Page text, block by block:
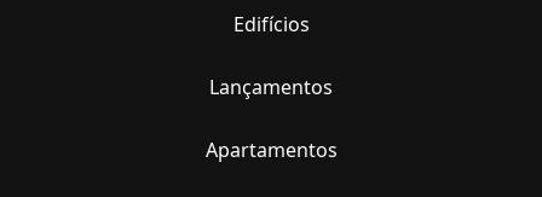
Edifícios
Lançamentos
Apartamentos